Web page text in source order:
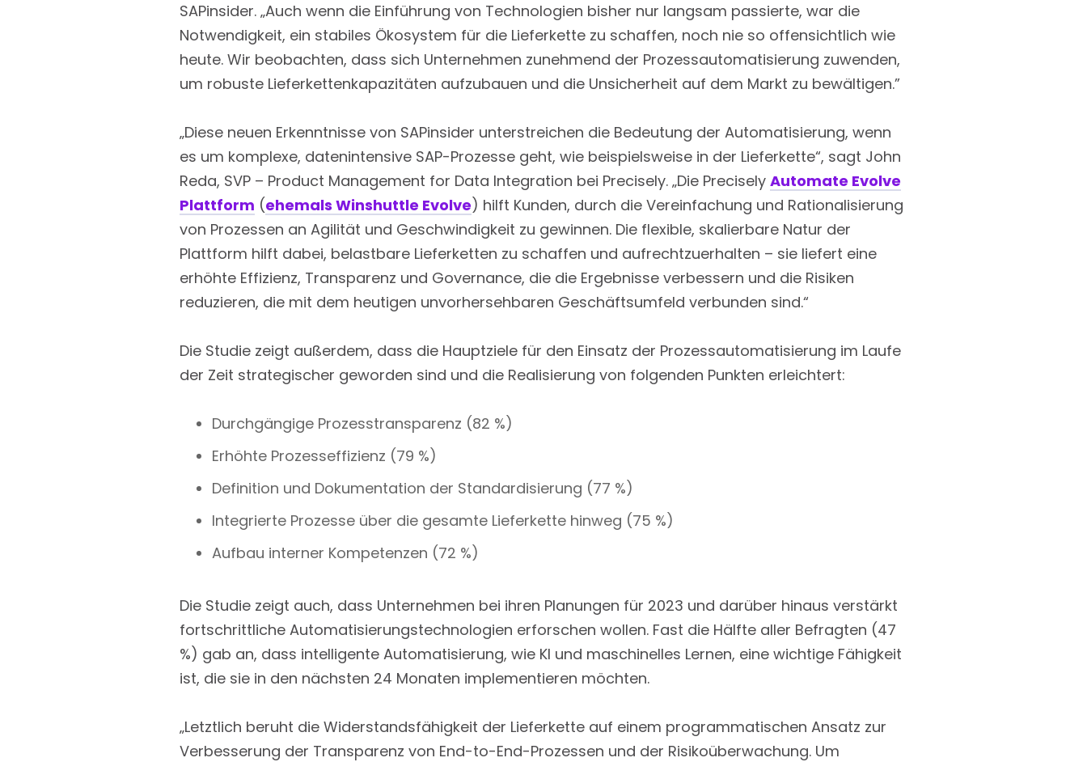
SAPinsider. „Auch wenn die Einführung von Technologien bisher nur langsam passierte, war die
Notwendigkeit, ein stabiles Ökosystem für die Lieferkette zu schaffen, noch nie so offensichtlich wie
heute. Wir beobachten, dass sich Unternehmen zunehmend der Prozessautomatisierung zuwenden,
um robuste Lieferkettenkapazitäten aufzubauen und die Unsicherheit auf dem Markt zu bewältigen.”
„Diese neuen Erkenntnisse von SAPinsider unterstreichen die Bedeutung der Automatisierung, wenn
es um komplexe, datenintensive SAP-Prozesse geht, wie beispielsweise in der Lieferkette“, sagt John
Reda, SVP – Product Management for Data Integration bei Precisely. „Die Precisely Automate Evolve
Plattform (ehemals Winshuttle Evolve) hilft Kunden, durch die Vereinfachung und Rationalisierung
von Prozessen an Agilität und Geschwindigkeit zu gewinnen. Die flexible, skalierbare Natur der
Plattform hilft dabei, belastbare Lieferketten zu schaffen und aufrechtzuerhalten – sie liefert eine
erhöhte Effizienz, Transparenz und Governance, die die Ergebnisse verbessern und die Risiken
reduzieren, die mit dem heutigen unvorhersehbaren Geschäftsumfeld verbunden sind.“
Die Studie zeigt außerdem, dass die Hauptziele für den Einsatz der Prozessautomatisierung im Laufe
der Zeit strategischer geworden sind und die Realisierung von folgenden Punkten erleichtert:
Durchgängige Prozesstransparenz (82 %)
Erhöhte Prozesseffizienz (79 %)
Definition und Dokumentation der Standardisierung (77 %)
Integrierte Prozesse über die gesamte Lieferkette hinweg (75 %)
Aufbau interner Kompetenzen (72 %)
Die Studie zeigt auch, dass Unternehmen bei ihren Planungen für 2023 und darüber hinaus verstärkt
fortschrittliche Automatisierungstechnologien erforschen wollen. Fast die Hälfte aller Befragten (47
%) gab an, dass intelligente Automatisierung, wie KI und maschinelles Lernen, eine wichtige Fähigkeit
ist, die sie in den nächsten 24 Monaten implementieren möchten.
„Letztlich beruht die Widerstandsfähigkeit der Lieferkette auf einem programmatischen Ansatz zur
Verbesserung der Transparenz von End-to-End-Prozessen und der Risikoüberwachung. Um